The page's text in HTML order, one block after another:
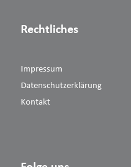
Rechtliches
Impressum
Datenschutzerklärung
Kontakt